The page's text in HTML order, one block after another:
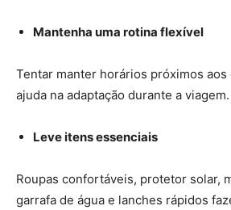
Mantenha uma rotina flexível
Tentar manter horários próximos aos
ajuda na adaptação durante a viagem.
Leve itens essenciais
Roupas confortáveis, protetor solar,
garrafa de água e lanches rápidos